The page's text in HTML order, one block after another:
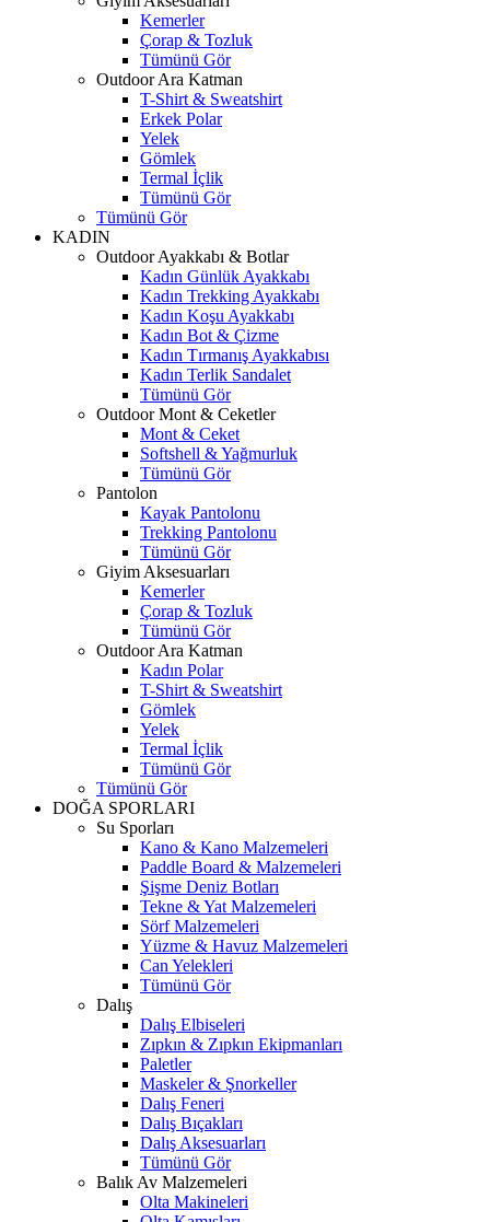
Kemerler
Çorap & Tozluk
Tümünü Gör
Outdoor Ara Katman
T-Shirt & Sweatshirt
Erkek Polar
Yelek
Gömlek
Termal İçlik
Tümünü Gör
Tümünü Gör
KADIN
Outdoor Ayakkabı & Botlar
Kadın Günlük Ayakkabı
Kadın Trekking Ayakkabı
Kadın Koşu Ayakkabı
Kadın Bot & Çizme
Kadın Tırmanış Ayakkabısı
Kadın Terlik Sandalet
Tümünü Gör
Outdoor Mont & Ceketler
Mont & Ceket
Softshell & Yağmurluk
Tümünü Gör
Pantolon
Kayak Pantolonu
Trekking Pantolonu
Tümünü Gör
Giyim Aksesuarları
Kemerler
Çorap & Tozluk
Tümünü Gör
Outdoor Ara Katman
Kadın Polar
T-Shirt & Sweatshirt
Gömlek
Yelek
Termal İçlik
Tümünü Gör
Tümünü Gör
DOĞA SPORLARI
Su Sporları
Kano & Kano Malzemeleri
Paddle Board & Malzemeleri
Şişme Deniz Botları
Tekne & Yat Malzemeleri
Sörf Malzemeleri
Yüzme & Havuz Malzemeleri
Can Yelekleri
Tümünü Gör
Dalış
Dalış Elbiseleri
Zıpkın & Zıpkın Ekipmanları
Paletler
Maskeler & Şnorkeller
Dalış Feneri
Dalış Bıçakları
Dalış Aksesuarları
Tümünü Gör
Balık Av Malzemeleri
Olta Makineleri